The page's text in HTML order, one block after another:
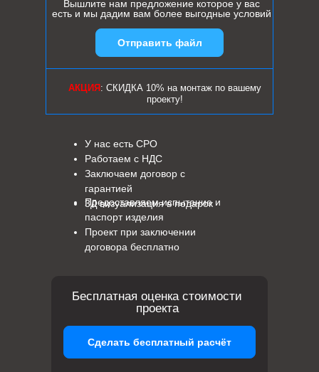
Вышлите нам предложение которое у вас
есть и мы дадим вам более выгодные условий
АКЦИЯ : СКИДКА 10% на монтаж по вашему
проекту!
Предоставляем испытание и
паспорт изделия
Проект при заключении
договора бесплатно
У нас есть СРО
Работаем с НДС
Заключаем договор с
гарантией
3Д визуализация в подарок
Отправить файл
Бесплатная оценка стоимости
проекта
Сделать бесплатный расчёт